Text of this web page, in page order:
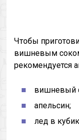
Чтобы
вишневым
рекомендуется
вишневый
апельсин;
лед в